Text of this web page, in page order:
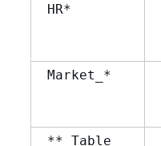
HR*
Market_*
**_Table